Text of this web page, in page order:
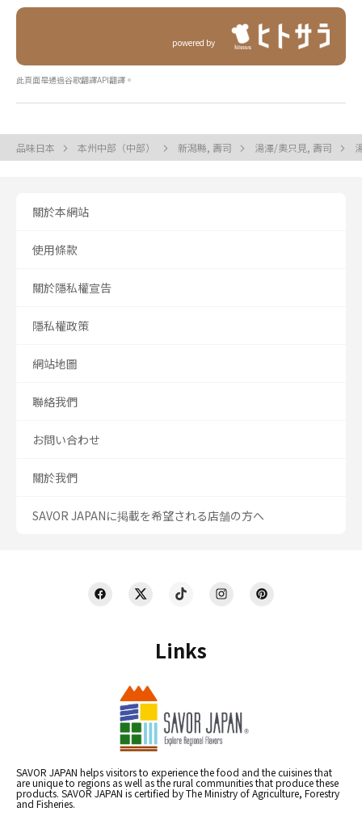
powered by
此頁面是通過谷歌翻譯API翻譯。
品味日本 本州中部（中部） 新潟縣, 壽司 湯澤/奧只見, 壽司
Links
SAVOR JAPAN helps visitors to experience the food and the cuisines that
are unique to regions as well as the rural communities that produce these
products. SAVOR JAPAN is certified by The Ministry of Agriculture, Forestry
and Fisheries.
關於本網站
使用條款
關於隱私權宣告
隱私權政策
網站地圖
聯絡我們
お問い合わせ
關於我們
SAVOR JAPANに掲載を希望される店舗の方へ